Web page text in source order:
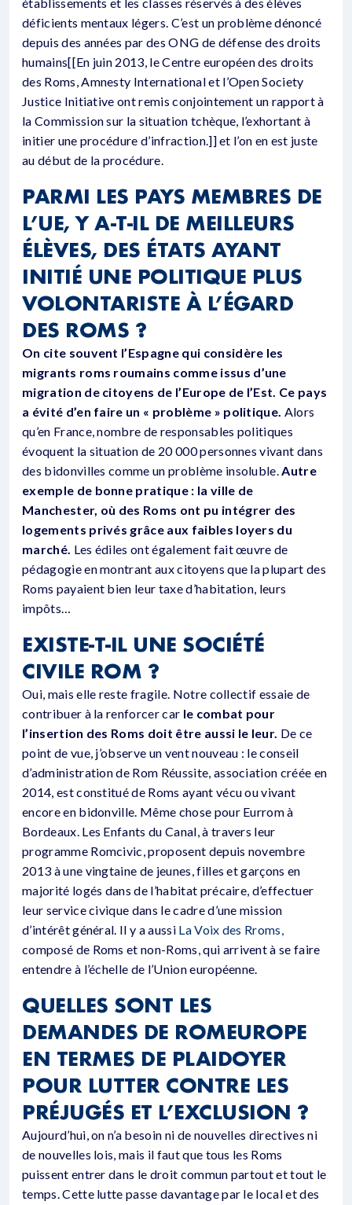
déficients mentaux légers. C’est un problème dénoncé
depuis des années par des ONG de défense des droits
humains[[En juin 2013, le Centre européen des droits
des Roms, Amnesty International et l’Open Society
Justice Initiative ont remis conjointement un rapport à
la Commission sur la situation tchèque, l’exhortant à
initier une procédure d’infraction.]] et l’on en est juste
au début de la procédure.
PARMI LES PAYS MEMBRES DE
L’UE, Y A-T-IL DE MEILLEURS
ÉLÈVES, DES ÉTATS AYANT
INITIÉ UNE POLITIQUE PLUS
VOLONTARISTE À L’ÉGARD
DES ROMS ?
On cite souvent l’Espagne qui considère les
migrants roms roumains comme issus d’une
migration de citoyens de l’Europe de l’Est. Ce pays
a évité d’en faire un « problème » politique. Alors
qu’en France, nombre de responsables politiques
évoquent la situation de 20 000 personnes vivant dans
des bidonvilles comme un problème insoluble.Autre
exemple de bonne pratique : la ville de
Manchester, où des Roms ont pu intégrer des
logements privés grâce aux faibles loyers du
marché. Les édiles ont également fait œuvre de
pédagogie en montrant aux citoyens que la plupart des
Roms payaient bien leur taxe d’habitation, leurs
impôts…
EXISTE-T-IL UNE SOCIÉTÉ
CIVILE ROM ?
Oui, mais elle reste fragile. Notre collectif essaie de
contribuer à la renforcer car le combat pour
l’insertion des Roms doit être aussi le leur. De ce
point de vue, j’observe un vent nouveau : le conseil
d’administration de Rom Réussite, association créée en
2014, est constitué de Roms ayant vécu ou vivant
encore en bidonville. Même chose pour Eurrom à
Bordeaux. Les Enfants du Canal, à travers leur
programme Romcivic, proposent depuis novembre
2013 à une vingtaine de jeunes, filles et garçons en
majorité logés dans de l’habitat précaire, d’effectuer
leur service civique dans le cadre d’une mission
d’intérêt général. Il y a aussi La Voix des Rroms,
composé de Roms et non-Roms, qui arrivent à se faire
entendre à l’échelle de l’Union européenne.
QUELLES SONT LES
DEMANDES DE ROMEUROPE
EN TERMES DE PLAIDOYER
POUR LUTTER CONTRE LES
PRÉJUGÉS ET L’EXCLUSION ?
Aujourd’hui, on n’a besoin ni de nouvelles directives ni
de nouvelles lois, mais il faut que tous les Roms
puissent entrer dans le droit commun partout et tout le
temps. Cette lutte passe davantage par le local et des